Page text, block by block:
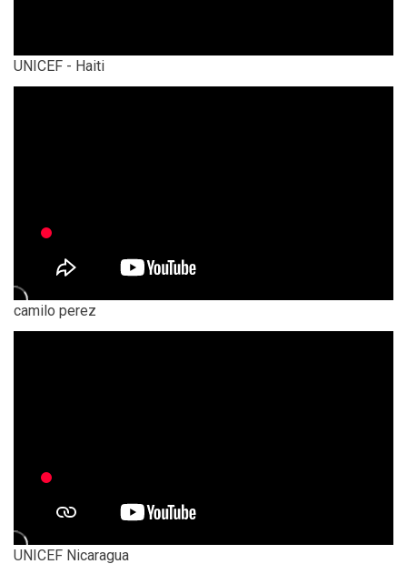
UNICEF - Haiti
camilo perez
UNICEF Nicaragua